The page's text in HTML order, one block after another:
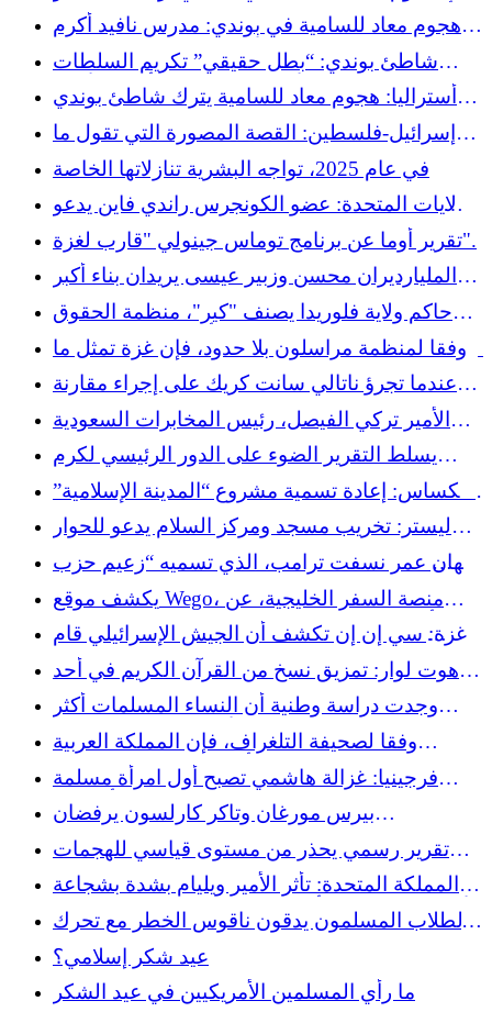
أستراليا ومجلس حكماء المسلمين يدينون هجوم
شاطئ بوندي
هجوم معاد للسامية في بوندي: مدرس نافيد أكرم
شاطئ بوندي: “بطل حقيقي” تكريم السلطات
الأسترالية لشجاعة أحمد الأحمد
أستراليا: هجوم معاد للسامية يترك شاطئ بوندي
في حالة حداد، ومسلم ينزع سلاح مطلق النار
إسرائيل-فلسطين: القصة المصورة التي تقول ما
تسكت عنه وسائل الإعلام - مقابلة مع باسكال
بونيفاس
في عام 2025، تواجه البشرية تنازلاتها الخاصة
الولايات المتحدة: عضو الكونجرس راندي فاين يدعو
إلى "تدمير" المسلمين
تقرير أوما عن برنامج توماس جينولي "قارب لغزة".
المليارديران محسن وزبير عيسى يريدان بناء أكبر
مقبرة إسلامية في البلاد.. والانتقادات كثيرة
حاكم ولاية فلوريدا يصنف "كير"، منظمة الحقوق
ووفقا لمنظمة مراسلون بلا حدود، فإن غزة تمثل ما
يقرب من نصف الصحفيين الذين قتلوا في جميع
أنحاء العالم خلال عام واحد
عندما تجرؤ ناتالي سانت كريك على إجراء مقارنة
غريبة بين معاداة السامية و"السعي للحصول على
أصوات المسلمين"
الأمير تركي الفيصل، رئيس المخابرات السعودية
السابق: “إسرائيل اليوم هي مثيري المشاكل في
الشرق الأوسط ويجب وضعها تحت سيطرة المجتمع
الدولي”.
يسلط التقرير الضوء على الدور الرئيسي لكرم
المسلمين في دعم الخدمات العامة في المملكة
المتحدة
تكساس: إعادة تسمية مشروع “المدينة الإسلامية”
بعد جدل سياسي
ليستر: تخريب مسجد ومركز السلام يدعو للحوار
إلهان عمر نسفت ترامب، الذي تسميه “زعيم حزب
يكشف موقع Wego، منصة السفر الخليجية، عن
أفضل الوجهات الجديدة للمسافرين المسلمين
غزة: سي إن إن تكشف أن الجيش الإسرائيلي قام
بدفع ودفن جثث الفلسطينيين بالجرافات
هوت لوار: تمزيق نسخ من القرآن الكريم في أحد
المساجد، والمجلس الفرنسي للديانة الإسلامية يدين
"التدنيس البغيض"
وجدت دراسة وطنية أن النساء المسلمات أكثر
عرضة بخمس مرات لعدم الأمان في وسائل النقل
في المملكة المتحدة
وفقا لصحيفة التلغراف، فإن المملكة العربية
السعودية تخفف موقفها بشأن الكحول، وهي خطوة
شوهدت بالفعل على نطاق واسع في العديد من
البلدان الإسلامية
فرجينيا: غزالة هاشمي تصبح أول امرأة مسلمة
تتولى منصب نائب حاكم ولاية أمريكية
بيرس مورغان وتاكر كارلسون يرفضان
الإسلاموفوبيا وينتقدان تومي روبنسون
تقرير رسمي يحذر من مستوى قياسي للهجمات
على المساجد في المملكة المتحدة
المملكة المتحدة: تأثر الأمير ويليام بشدة بشجاعة
الأطفال المصابين بأمراض خطيرة الذين تم إجلاؤهم
من غزة
الطلاب المسلمون يدقون ناقوس الخطر مع تحرك
كيبيك لحظر غرف الصلاة والتعبير الديني
عيد شكر إسلامي؟
ما رأي المسلمين الأمريكيين في عيد الشكر